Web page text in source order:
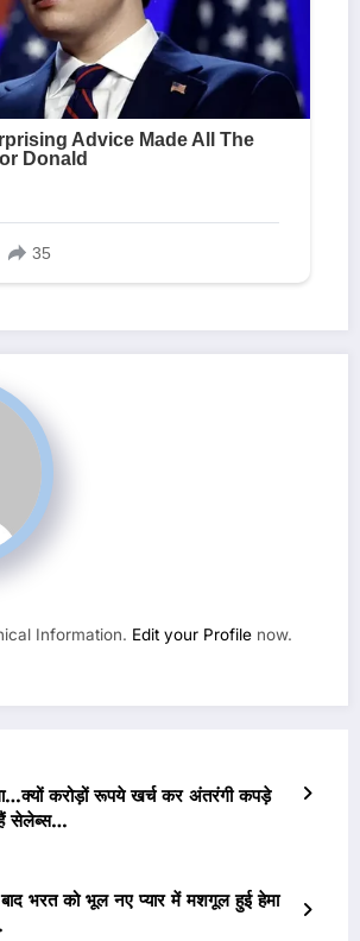
Information. Edit your Profile now.
करोड़ों रूपये खर्च कर अंतरंगी कपड़े
सेलेब्स…
भरत को भूल नए प्यार में मशगूल हुई हेमा